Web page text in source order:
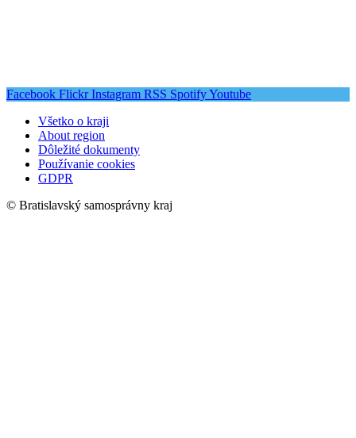
Facebook Flickr Instagram RSS SpotifyYoutube
Všetko o kraji
About region
Dôležité dokumenty
Používanie cookies
GDPR
© Bratislavský samosprávny kraj